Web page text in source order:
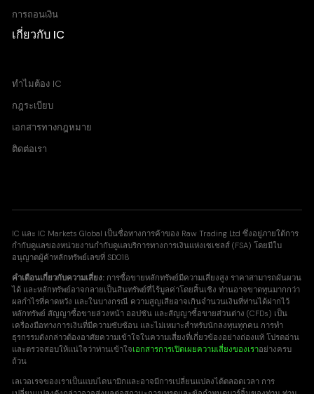
การถอนเงิน
เกี่ยวกับ IC
ทำไมต้อง IC
กฎระเบียบ
เอกสารทางกฎหมาย
ติดต่อเรา
IC และ IC Markets Global เป็นชื่อทางการค้าของ Raw Trading Ltd ซึ่งอยู่ภายใต้การ
กำกับดูแลของหน่วยงานกำกับดูแลบริการทางการเงินแห่งเซเชลส์ (FSA) โดยมีใบ
อนุญาตผู้ค้าหลักทรัพย์เลขที่ SD018
คำเตือนเกี่ยวกับความเสี่ยง: การซื้อขายหลักทรัพย์มีความเสี่ยงสูง ราคาสามารถผันผวน
ได้ และหลักทรัพย์อาจกลายเป็นสินทรัพย์ที่ไร้มูลค่าโดยสิ้นเชิง ท่านอาจขาดทุนมากกว่า
ผลกำไรที่คาดหวัง และในบางกรณี ความสูญเสียอาจเกินจำนวนเงินที่ท่านได้ฝากไว้
หลักทรัพย์ สัญญาซื้อขายล่วงหน้า ออปชัน และสัญญาซื้อขายส่วนต่าง (CFDs) เป็น
เครื่องมือทางการเงินที่มีความซับซ้อน และไม่เหมาะสำหรับนักลงทุนทุกคน การทำ
ธุรกรรมดังกล่าวต้องอาศัยความเข้าใจในความเสี่ยงที่เกี่ยวข้องอย่างถ่องแท้ โปรดอ่าน
และตรวจสอบให้แน่ใจว่าท่านเข้าใจเอกสารการเปิดเผยความเสี่ยงของเราอย่างครบ
ถ้วน
เลเวอเรจของเราเป็นแบบไดนามิกและอาจมีการเปลี่ยนแปลงได้ตลอดเวลา การ